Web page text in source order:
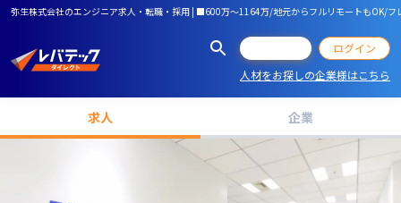
弥生株式会社のエンジニア求人・転職・採用 | ■600万～1164万/地元からフルリモートもOK/
ログイン
人材をお探しの企業様はこちら
求人 企業